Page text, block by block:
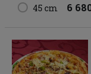
45 cm 6